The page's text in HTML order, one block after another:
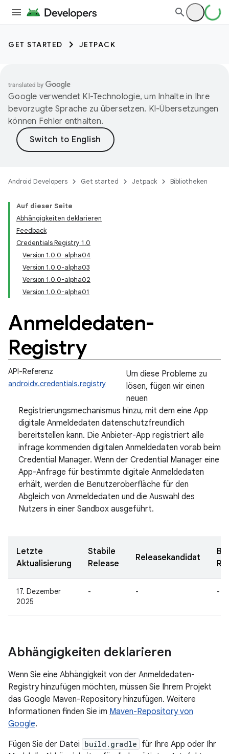
GET STARTED JETPACK
Google verwendet KI-Technologie, um Inhalte in Ihre
bevorzugte Sprache zu übersetzen. KI-Übersetzungen
können Fehler enthalten.
Android Developers Get started Jetpack Bibliotheken
Auf dieser Seite
Abhängigkeiten deklarieren
Feedback
Credentials Registry 1.0
Version 1.0.0-alpha04
Version 1.0.0-alpha03
Version 1.0.0-alpha02
Version 1.0.0-alpha01
Anmeldedaten-
Registry
API-Referenz
androidx.credentials.registry
Um diese Probleme zu
lösen, fügen wir einen
neuen
Registrierungsmechanismus hinzu, mit dem eine App
digitale Anmeldedaten datenschutzfreundlich
bereitstellen kann. Die Anbieter-App registriert alle
infrage kommenden digitalen Anmeldedaten vorab beim
Credential Manager. Wenn der Credential Manager eine
App-Anfrage für bestimmte digitale Anmeldedaten
erhält, werden die Benutzeroberfläche für den
Abgleich von Anmeldedaten und die Auswahl des
Nutzers in einer Sandbox ausgeführt.
Letzte
Aktualisierung
Stabile
Release
Releasekandidat
17. Dezember
2025
- - -
Abhängigkeiten deklarieren
Wenn Sie eine Abhängigkeit von der Anmeldedaten-
Registry hinzufügen möchten, müssen Sie Ihrem Projekt
das Google Maven-Repository hinzufügen. Weitere
Informationen finden Sie im Maven-Repository von
Google.
Fügen Sie der Datei build.gradle für Ihre App oder Ihr